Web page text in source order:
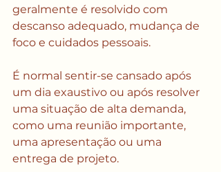
geralmente é resolvido com
descanso adequado, mudança de
foco e cuidados pessoais.
É normal sentir-se cansado após
um dia exaustivo ou após resolver
uma situação de alta demanda,
como uma reunião importante,
uma apresentação ou uma
entrega de projeto.